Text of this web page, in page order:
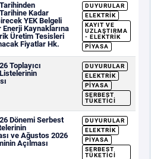
Kadar
YEK Belgeli
Kaynaklarına
Üretim Tesisleri
Fiyatlar Hk.
DUYURULAR
ELEKTRIK
KAYIT VE
UZLAŞTIRMA
- ELEKTRIK
PIYASA
Toplayıcı
DUYURULAR
ELEKTRIK
PIYASA
SERBEST
TÜKETICI
Dönemi Serbest
ve Ağustos 2026
Açılması
DUYURULAR
ELEKTRIK
PIYASA
SERBEST
TÜKETICI